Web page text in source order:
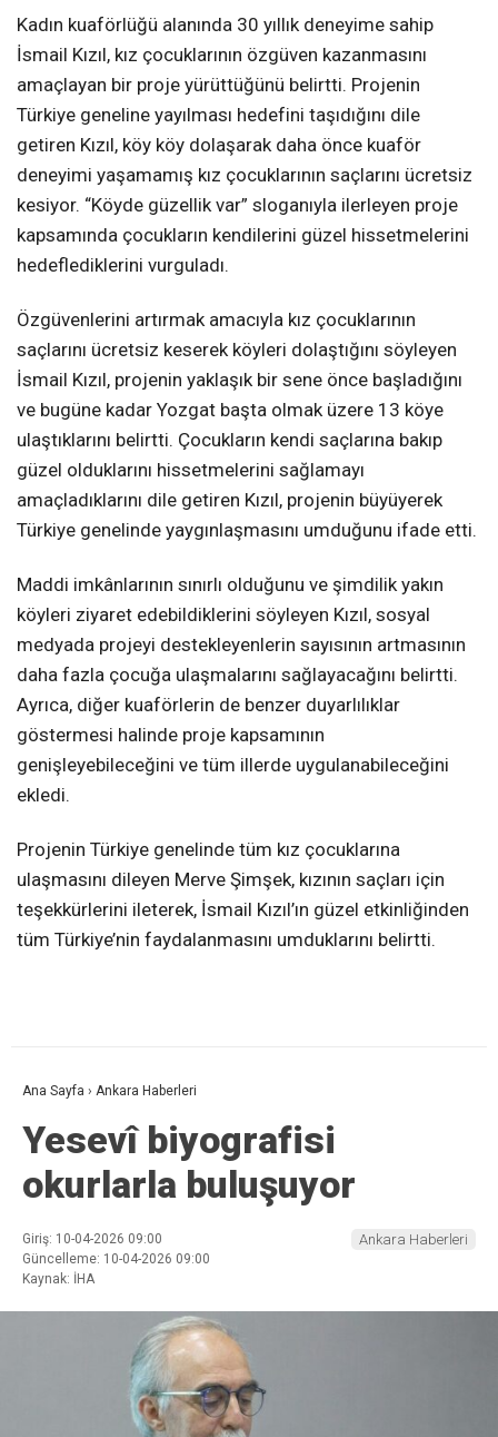
Kadın kuaförlüğü alanında 30 yıllık deneyime sahip
İsmail Kızıl, kız çocuklarının özgüven kazanmasını
amaçlayan bir proje yürüttüğünü belirtti. Projenin
Türkiye geneline yayılması hedefini taşıdığını dile
getiren Kızıl, köy köy dolaşarak daha önce kuaför
deneyimi yaşamamış kız çocuklarının saçlarını ücretsiz
kesiyor. “Köyde güzellik var” sloganıyla ilerleyen proje
kapsamında çocukların kendilerini güzel hissetmelerini
hedeflediklerini vurguladı.
Özgüvenlerini artırmak amacıyla kız çocuklarının
saçlarını ücretsiz keserek köyleri dolaştığını söyleyen
İsmail Kızıl, projenin yaklaşık bir sene önce başladığını
ve bugüne kadar Yozgat başta olmak üzere 13 köye
ulaştıklarını belirtti. Çocukların kendi saçlarına bakıp
güzel olduklarını hissetmelerini sağlamayı
amaçladıklarını dile getiren Kızıl, projenin büyüyerek
Türkiye genelinde yaygınlaşmasını umduğunu ifade etti.
Maddi imkânlarının sınırlı olduğunu ve şimdilik yakın
köyleri ziyaret edebildiklerini söyleyen Kızıl, sosyal
medyada projeyi destekleyenlerin sayısının artmasının
daha fazla çocuğa ulaşmalarını sağlayacağını belirtti.
Ayrıca, diğer kuaförlerin de benzer duyarlılıklar
göstermesi halinde proje kapsamının
genişleyebileceğini ve tüm illerde uygulanabileceğini
ekledi.
Projenin Türkiye genelinde tüm kız çocuklarına
ulaşmasını dileyen Merve Şimşek, kızının saçları için
teşekkürlerini ileterek, İsmail Kızıl’ın güzel etkinliğinden
tüm Türkiye’nin faydalanmasını umduklarını belirtti.
Ana Sayfa › Ankara Haberleri
Yesevî biyografisi
okurlarla buluşuyor
Giriş: 10-04-2026 09:00
Güncelleme: 10-04-2026 09:00
Kaynak: İHA
Ankara Haberleri